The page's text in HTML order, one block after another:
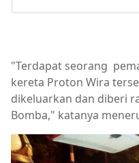
"Terdapat seorang
kereta Proton Wira
dikeluarkan dan diberi
Bomba," katanya